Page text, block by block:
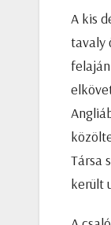
A kis
tavaly
Társa
került